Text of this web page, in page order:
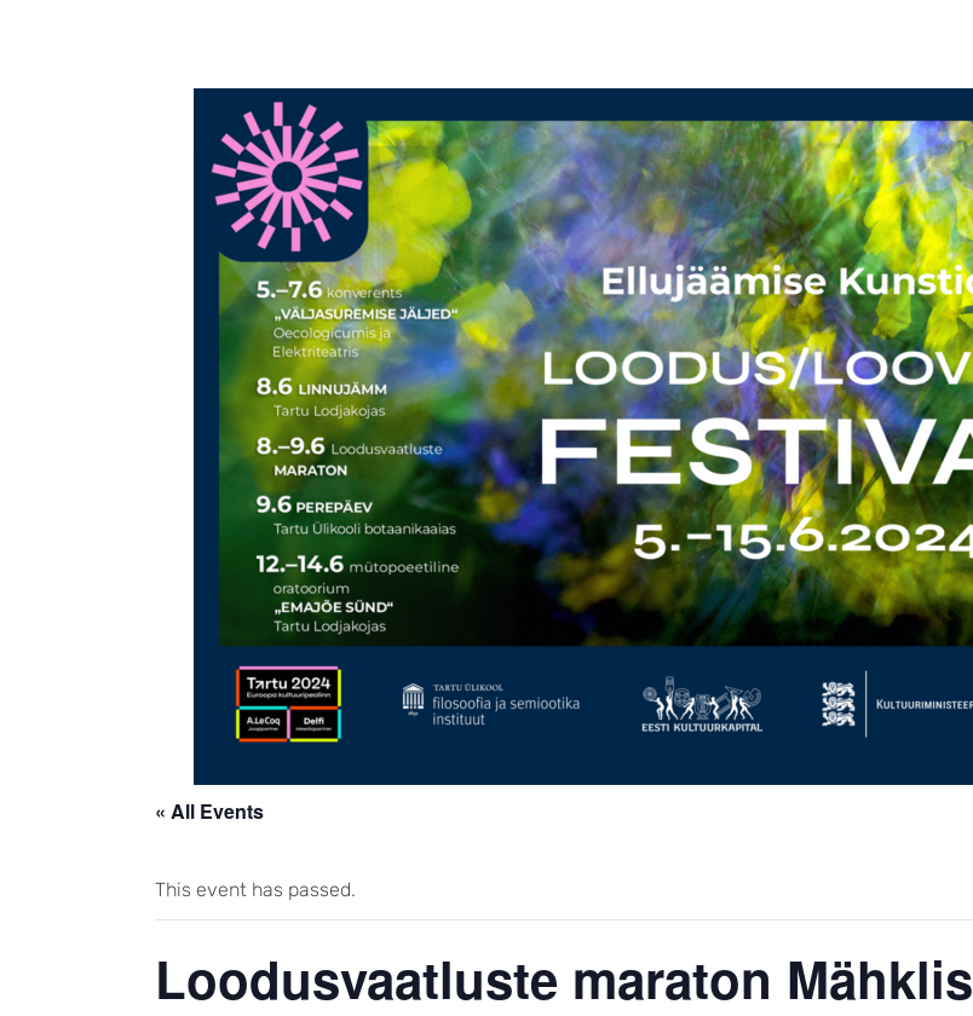
« All Events
This event has passed.
Loodusvaatluste maraton Mähklis